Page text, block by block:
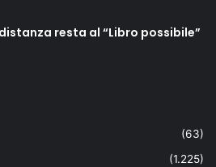
resta al “Libro possibile”
(63)
(1.225)